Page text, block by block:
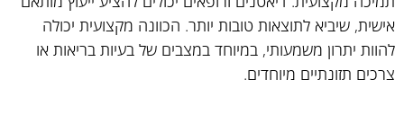
אישית, שיביא לתוצאות טובות יותר. הכוונה מקצועית יכולה
להוות יתרון משמעותי, במיוחד במצבים של בעיות בריאות או
צרכים תזונתיים מיוחדים.